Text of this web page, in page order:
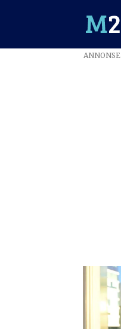
Emne:ANNONSE